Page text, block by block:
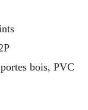
bois, PVC